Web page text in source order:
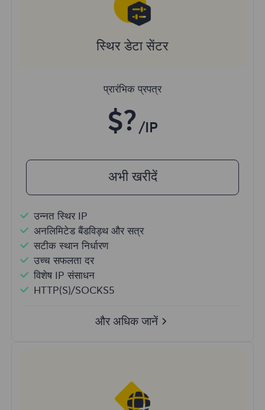
स्थिर डेटा सेंटर
प्रारंभिक प्रपत्र
$? /IP
अभी खरीदें
उन्नत स्थिर IP
अनलिमिटेड बैंडविड्थ और सत्र
सटीक स्थान निर्धारण
उच्च सफलता दर
विशेष IP संसाधन
HTTP(S)/SOCKS5
और अधिक जानें